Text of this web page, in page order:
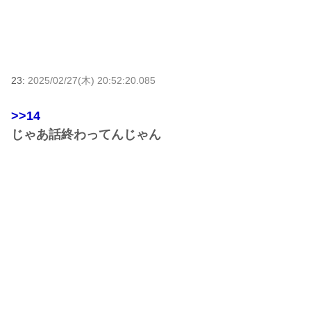
23: 2025/02/27(木) 20:52:20.085
>>14
じゃあ話終わってんじゃん